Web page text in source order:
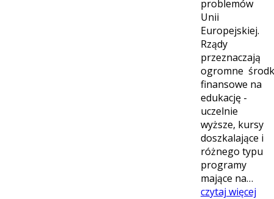
problemów
Unii
Europejskiej.
Rządy
przeznaczają
ogromne
finansowe na
edukację -
uczelnie
wyższe, kursy
doszkalające i
różnego typu
programy
mające na…
czytaj więcej